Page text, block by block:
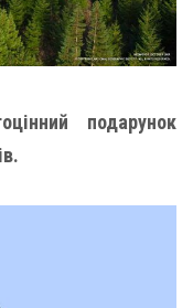
подарунок